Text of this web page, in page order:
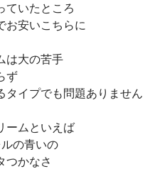
ていたところ
お安いこちらに
は大の苦手
ず
タイプでも問題ありません
ームといえば
の青いの
つかなさ